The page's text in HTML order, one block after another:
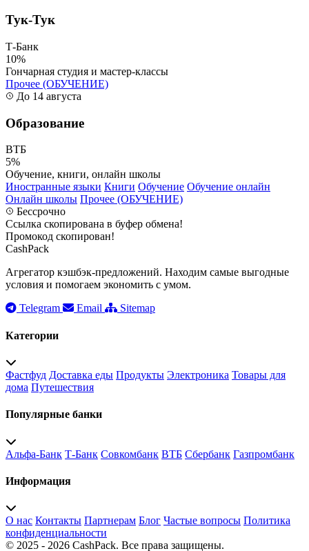
Тук-Тук
Т-Банк
10%
Гончарная студия и мастер-классы
Прочее (ОБУЧЕНИЕ)
До 14 августа
Образование
ВТБ
5%
Обучение, книги, онлайн школы
Иностранные языки Книги Обучение Обучение онлайн
Онлайн школы Прочее (ОБУЧЕНИЕ)
Бессрочно
Ссылка скопирована в буфер обмена!
Промокод скопирован!
CashPack
Агрегатор кэшбэк-предложений. Находим самые выгодные
условия и помогаем экономить с умом.
Telegram
Email Sitemap
Категории
Фастфуд Доставка еды Продукты Электроника Товары для
дома Путешествия
Популярные банки
Альфа-Банк Т-Банк Совкомбанк ВТБ Сбербанк Газпромбанк
Информация
О нас Контакты Партнерам Блог Частые вопросы Политика
конфиденциальности
© 2025 - 2026 CashPack. Все права защищены.